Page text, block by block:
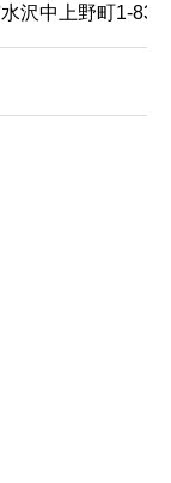
沢中上野町1-83